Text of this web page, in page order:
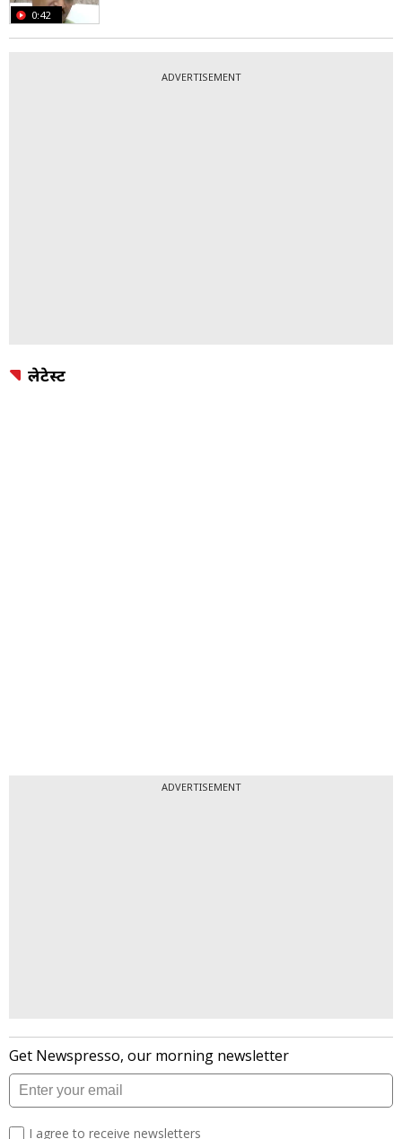
0:42
ADVERTISEMENT
लेटेस्ट
ADVERTISEMENT